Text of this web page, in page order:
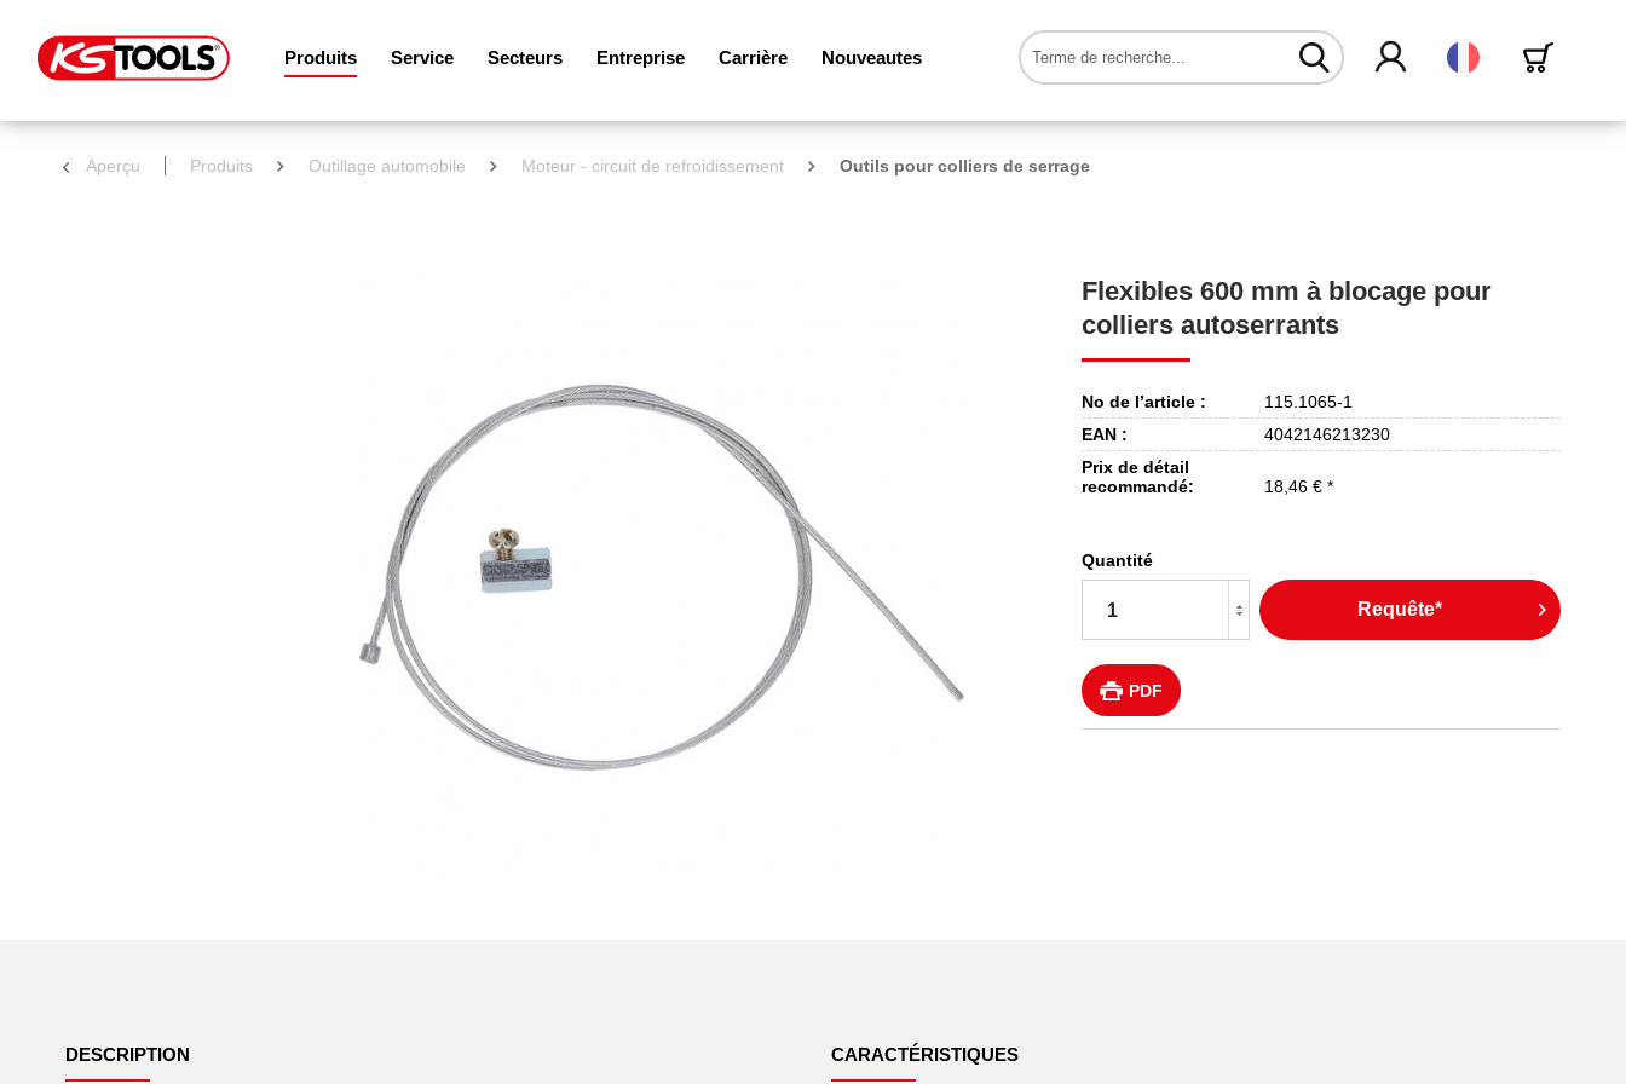
Produits Service Secteurs Entreprise Carrière Nouveautes Français
Aperçu Produits Outillage automobile Moteur - circuit de refroidissement Outils pour colliers de serrage
Flexibles 600 mm à blocage pour
colliers autoserrants
No de l’article :
115.1065-1
EAN :
4042146213230
Prix de détail
recommandé:
18,46 € *
Quantité
Requête*
PDF
DESCRIPTION CARACTÉRISTIQUES